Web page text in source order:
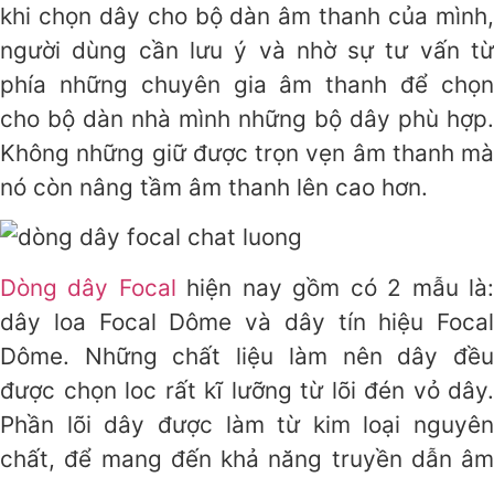
khi chọn dây cho bộ dàn âm thanh của mình,
người dùng cần lưu ý và nhờ sự tư vấn từ
phía những chuyên gia âm thanh để chọn
cho bộ dàn nhà mình những bộ dây phù hợp.
Không những giữ được trọn vẹn âm thanh mà
nó còn nâng tầm âm thanh lên cao hơn.
Dòng dây Focal hiện nay gồm có 2 mẫu là:
dây loa Focal Dôme và dây tín hiệu Focal
Dôme. Những chất liệu làm nên dây đều
được chọn loc rất kĩ lưỡng từ lõi đén vỏ dây.
Phần lõi dây được làm từ kim loại nguyên
chất, để mang đến khả năng truyền dẫn âm